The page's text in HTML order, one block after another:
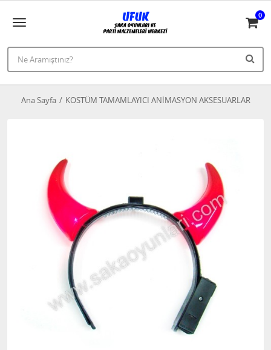
0
Ana Sayfa KOSTÜM TAMAMLAYICI ANİMASYON AKSESUARLAR